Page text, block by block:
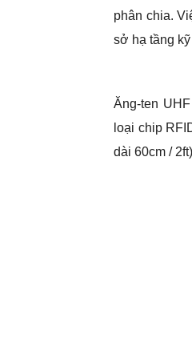
phân chia.
sở hạ tầng
Ăng-ten
loại chip
dài 60cm /